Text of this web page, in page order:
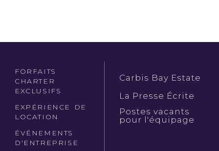
FORFAITS
CHARTER
EXCLUSIFS
EXPÉRIENCE DE
LOCATION
ÉVÉNEMENTS
D'ENTREPRISE
Carbis Bay Estate
La Presse Écrite
Postes vacants
pour l'équipage